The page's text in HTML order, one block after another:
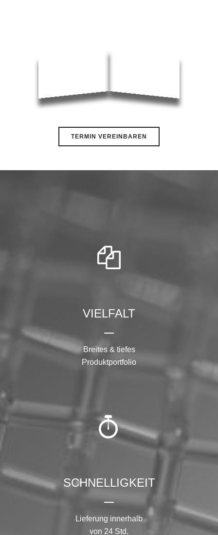
VIELFALT
SCHNELLIGKEIT
Lieferung innerhalb
von 24 Std.
SERVICE
98%